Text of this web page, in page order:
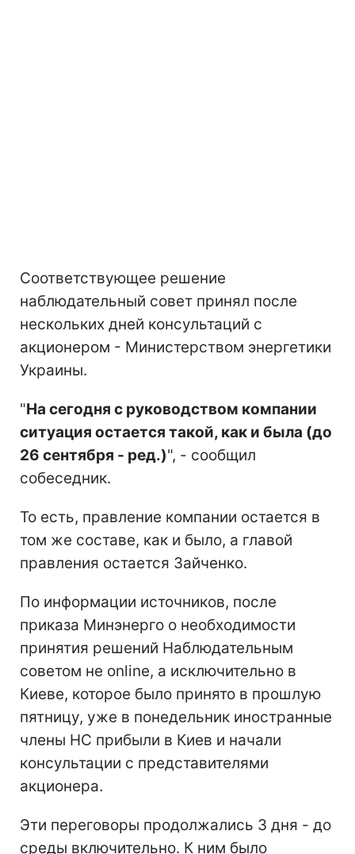
Соответствующее решение
наблюдательный совет принял после
нескольких дней консультаций с
акционером - Министерством энергетики
Украины.
"На сегодня с руководством компании
ситуация остается такой, как и была (до
26 сентября - ред.)", - сообщил
собеседник.
То есть, правление компании остается в
том же составе, как и было, а главой
правления остается Зайченко.
По информации источников, после
приказа Минэнерго о необходимости
принятия решений Наблюдательным
советом не online, а исключительно в
Киеве, которое было принято в прошлую
пятницу, уже в понедельник иностранные
члены НС прибыли в Киев и начали
консультации с представителями
акционера.
Эти переговоры продолжались 3 дня - до
среды включительно. К ним было